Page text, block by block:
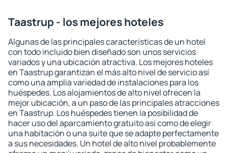
Taastrup - los mejores hoteles
Algunas de las principales características de un hotel
con todo incluido bien diseñado son unos servicios
variados y una ubicación atractiva. Los mejores hoteles
en Taastrup garantizan el más alto nivel de servicio así
como una amplia variedad de instalaciones para los
huéspedes. Los alojamientos de alto nivel ofrecen la
mejor ubicación, a un paso de las principales atracciones
en Taastrup. Los huéspedes tienen la posibilidad de
hacer uso del aparcamiento gratuito así como de elegir
una habitación o una suite que se adapte perfectamente
a sus necesidades. Un hotel de alto nivel probablemente